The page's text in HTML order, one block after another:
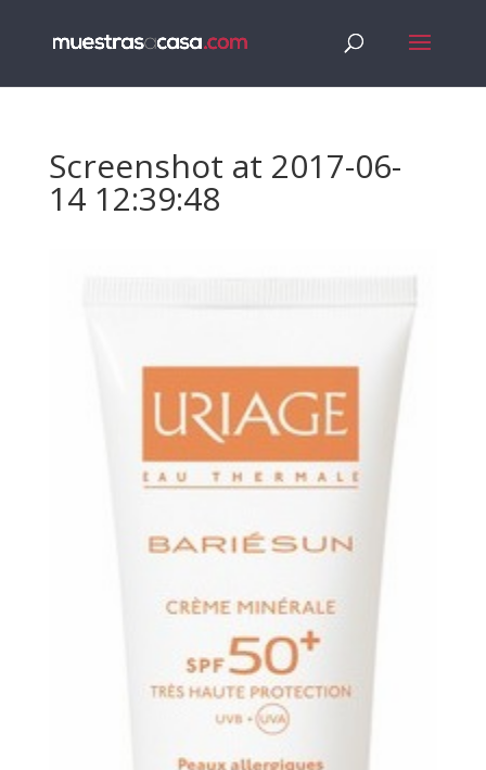
Screenshot at 2017-06-
14 12:39:48